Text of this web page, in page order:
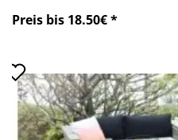
Preis bis 18.50€ *